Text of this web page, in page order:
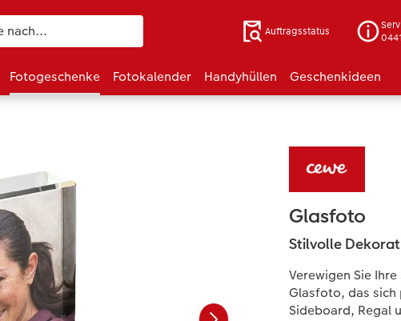
Auftragsstatus
Fotogeschenke Fotokalender Handyhüllen Geschenkideen
Glasfoto
Stilvolle
Verewigen Sie
Glasfoto, das
Sideboard, Regal